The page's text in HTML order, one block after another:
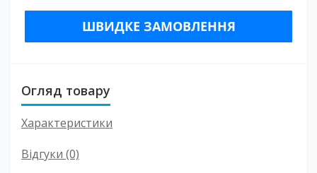
ШВИДКЕ ЗАМОВЛЕННЯ
Огляд товару
Характеристики
Відгуки (0)